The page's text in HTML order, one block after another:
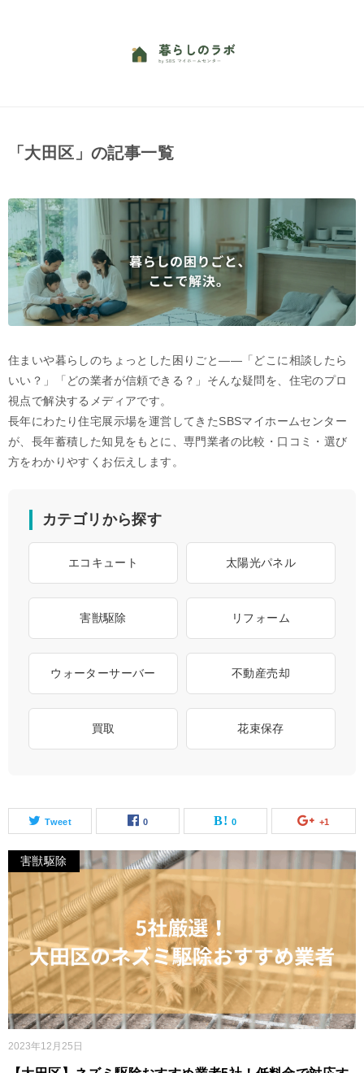
「大田区」の記事一覧
住まいや暮らしのちょっとした困りごと——「どこに相談したら
いい？」「どの業者が信頼できる？」そんな疑問を、住宅のプロ
視点で解決するメディアです。
長年にわたり住宅展示場を運営してきたSBSマイホームセンター
が、長年蓄積した知見をもとに、専門業者の比較・口コミ・選び
方をわかりやすくお伝えします。
カテゴリから探す
エコキュート 太陽光パネル
害獣駆除 リフォーム
ウォーターサーバー 不動産売却
買取 花束保存
Tweet 0 0 +1
害獣駆除
2023年12月25日